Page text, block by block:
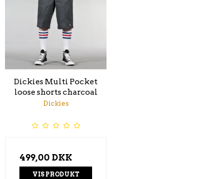
Dickies Multi Pocket
loose shorts charcoal
Dickies
499,00 DKK
VIS PRODUKT